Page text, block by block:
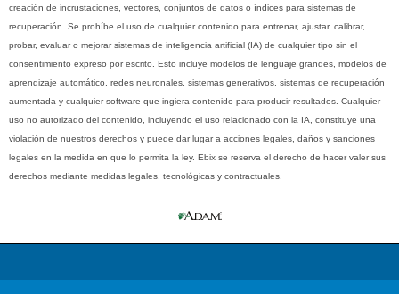
creación de incrustaciones, vectores, conjuntos de datos o índices para sistemas de
recuperación. Se prohíbe el uso de cualquier contenido para entrenar, ajustar, calibrar,
probar, evaluar o mejorar sistemas de inteligencia artificial (IA) de cualquier tipo sin el
consentimiento expreso por escrito. Esto incluye modelos de lenguaje grandes, modelos de
aprendizaje automático, redes neuronales, sistemas generativos, sistemas de recuperación
aumentada y cualquier software que ingiera contenido para producir resultados. Cualquier
uso no autorizado del contenido, incluyendo el uso relacionado con la IA, constituye una
violación de nuestros derechos y puede dar lugar a acciones legales, daños y sanciones
legales en la medida en que lo permita la ley. Ebix se reserva el derecho de hacer valer sus
derechos mediante medidas legales, tecnológicas y contractuales.